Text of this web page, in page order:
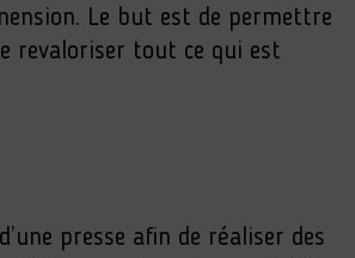
Le but est de permettre
revaloriser tout ce qui est
d’une presse afin de réaliser des